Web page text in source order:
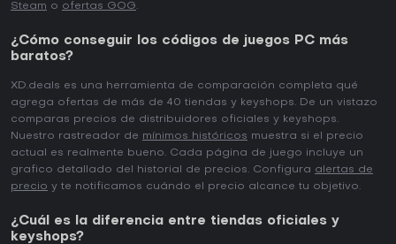
Steam o ofertas GOG.
¿Cómo conseguir los códigos de juegos PC más
baratos?
XD.deals es una herramienta de comparación completa qué
agrega ofertas de más de 40 tiendas y keyshops. De un vistazo
comparas precios de distribuidores oficiales y keyshops.
Nuestro rastreador de mínimos históricos muestra si el precio
actual es realmente bueno. Cada página de juego incluye un
grafico detallado del historial de precios. Configura alertas de
precio y te notificamos cuándo el precio alcance tu objetivo.
¿Cuál es la diferencia entre tiendas oficiales y
keyshops?